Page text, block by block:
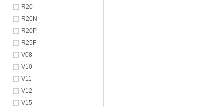
R20
R20N
R20P
R25F
V08
V10
V11
V12
V15